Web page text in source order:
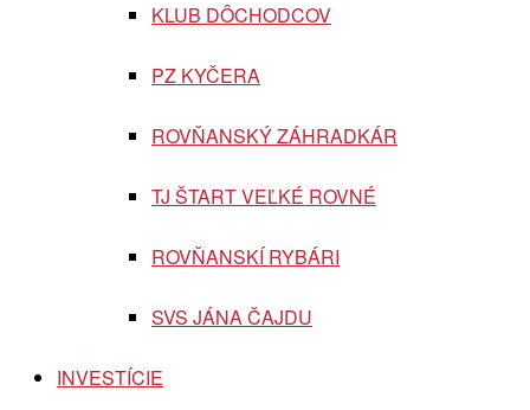
KLUB DÔCHODCOV
PZ KYČERA
ROVŇANSKÝ ZÁHRADKÁR
TJ ŠTART VEĽKÉ ROVNÉ
ROVŇANSKÍ RYBÁRI
SVS JÁNA ČAJDU
INVESTÍCIE